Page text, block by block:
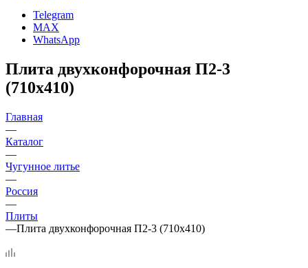
Telegram
MAX
WhatsApp
Плита двухконфорочная П2-3
(710х410)
Главная
—
Каталог
—
Чугунное литье
—
Россия
—
Плиты
—Плита двухконфорочная П2-3 (710х410)